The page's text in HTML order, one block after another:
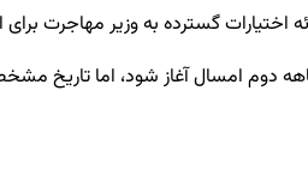
سیستم اکسپرس انتری است، با ارائه اختیارات گسترده به وزیر
دوم امسال آغاز شود، اما تاریخ